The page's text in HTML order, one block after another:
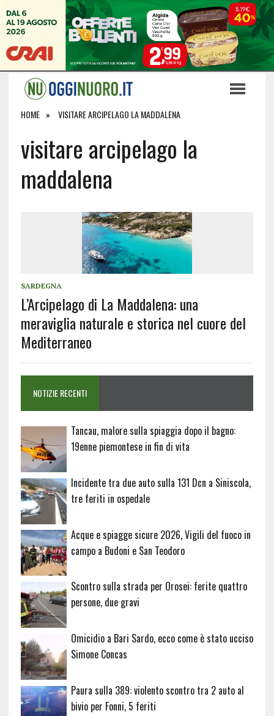
HOME VISITARE ARCIPELAGO LA MADDALENA
visitare arcipelago la
maddalena
SARDEGNA
L’Arcipelago di La Maddalena: una
meraviglia naturale e storica nel cuore del
Mediterraneo
NOTIZIE RECENTI
Tancau, malore sulla spiaggia dopo il bagno:
19enne piemontese in fin di vita
Incidente tra due auto sulla 131 Dcn a Siniscola,
tre feriti in ospedale
Acque e spiagge sicure 2026, Vigili del fuoco in
campo a Budoni e San Teodoro
Scontro sulla strada per Orosei: ferite quattro
persone, due gravi
Omicidio a Bari Sardo, ecco come è stato ucciso
Simone Concas
Paura sulla 389: violento scontro tra 2 auto al
bivio per Fonni, 5 feriti